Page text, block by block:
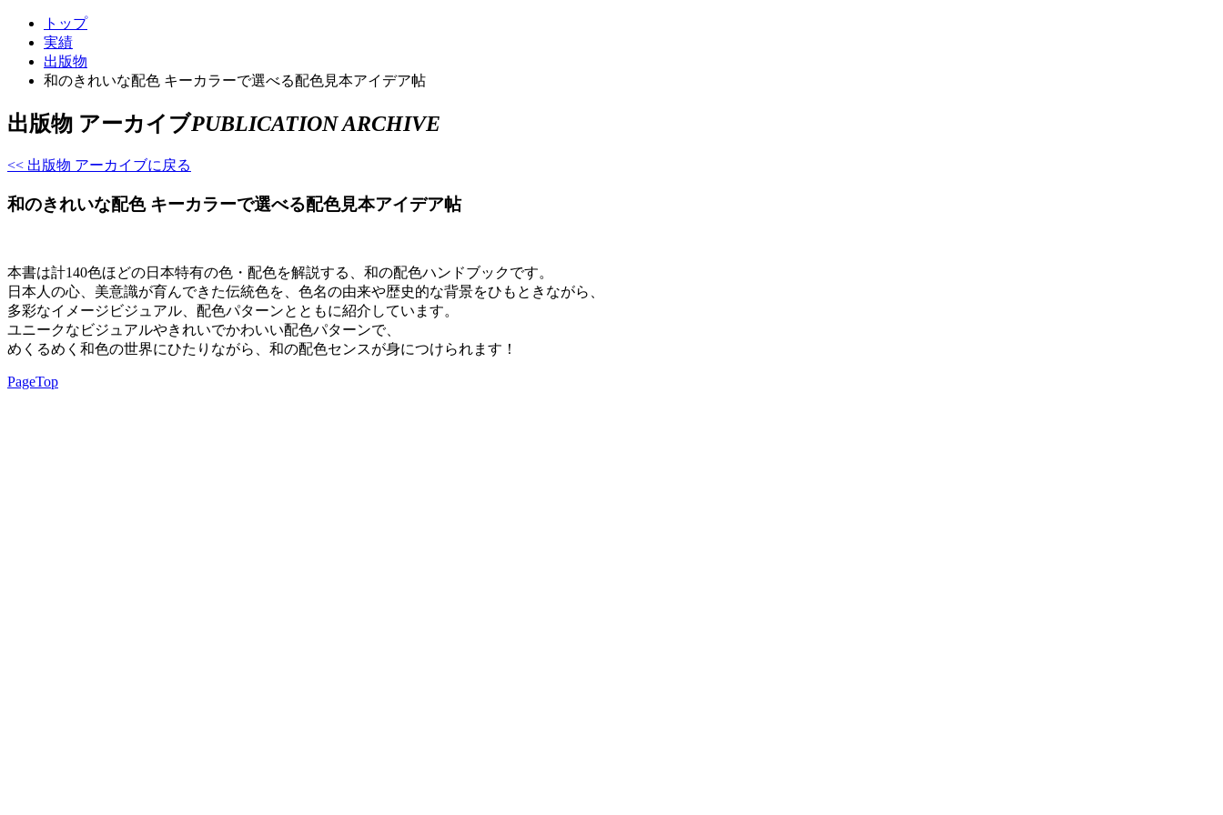
トップ
実績
出版物
和のきれいな配色 キーカラーで選べる配色見本アイデア帖
出版物 アーカイブPUBLICATION ARCHIVE
<< 出版物 アーカイブに戻る
和のきれいな配色 キーカラーで選べる配色見本アイデア帖
本書は計140色ほどの日本特有の色・配色を解説する、和の配色ハンドブックです。
日本人の心、美意識が育んできた伝統色を、色名の由来や歴史的な背景をひもときながら、
多彩なイメージビジュアル、配色パターンとともに紹介しています。
ユニークなビジュアルやきれいでかわいい配色パターンで、
めくるめく和色の世界にひたりながら、和の配色センスが身につけられます！
PageTop